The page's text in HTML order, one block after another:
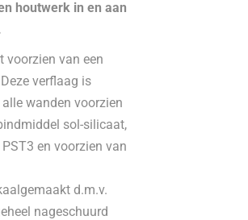
houtwerk in en aan
voorzien van een
verflaag is
wanden voorzien
sol-silicaat,
en voorzien van
d.m.v.
nageschuurd